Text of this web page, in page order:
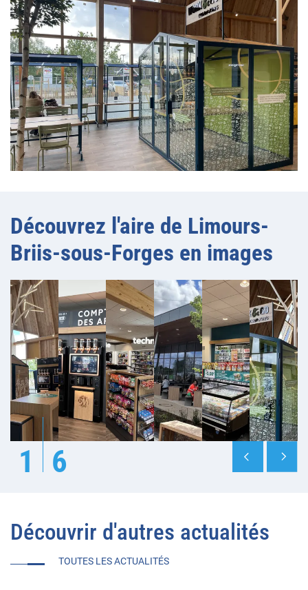
Découvrez l'aire de Limours-
Briis-sous-Forges en images
1 6
Découvrir d'autres actualités
TOUTES LES ACTUALITÉS